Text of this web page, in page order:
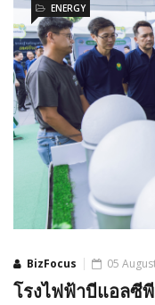
BizFocus
ENERGY
05
โรงไฟฟ้าบีแอลซี